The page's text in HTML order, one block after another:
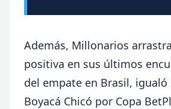
Además, Millonarios
positiva en sus últimos
del empate en Brasil, igualó
Boyacá Chicó por Copa